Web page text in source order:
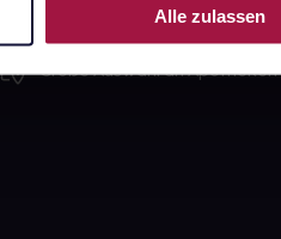
Alle zulassen
Freie Wahl der Apotheke
Große Auswahl an Apotheken